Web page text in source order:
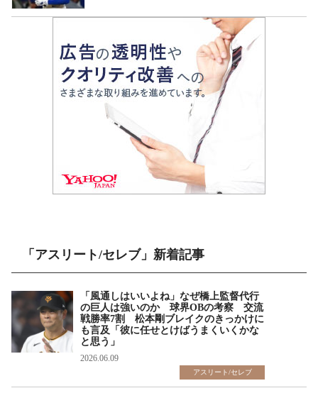
「アスリート/セレブ」新着記事
「風通しはいいよね」なぜ橋上監督代行
の巨人は強いのか 球界OBの考察 交流
戦勝率7割 松本剛ブレイクのきっかけに
も言及「彼に任せとけばうまくいくかな
と思う」
2026.06.09
アスリート/セレブ